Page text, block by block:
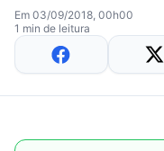
Em 03/09/2018, 00h00
1 min de leitura